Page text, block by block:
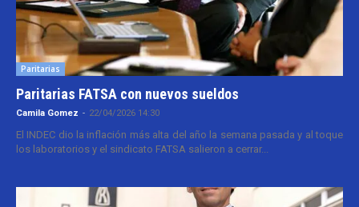
Paritarias
Paritarias FATSA con nuevos sueldos
Camila Gomez - 22/04/2026 14:30
El INDEC dio la inflación más alta del año la semana pasada y al toque
los laboratorios y el sindicato FATSA salieron a cerrar...